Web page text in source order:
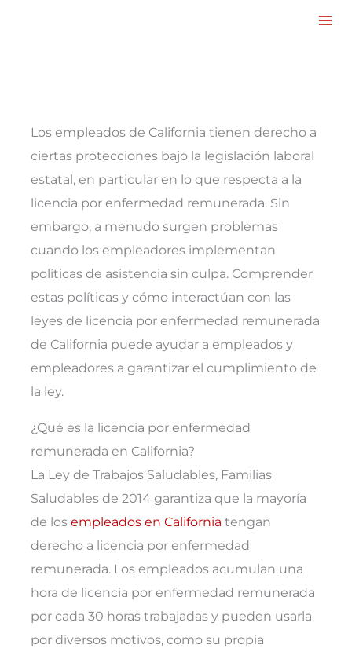
Los empleados de California tienen derecho a
ciertas protecciones bajo la legislación laboral
estatal, en particular en lo que respecta a la
licencia por enfermedad remunerada. Sin
embargo, a menudo surgen problemas
cuando los empleadores implementan
políticas de asistencia sin culpa. Comprender
estas políticas y cómo interactúan con las
leyes de licencia por enfermedad remunerada
de California puede ayudar a empleados y
empleadores a garantizar el cumplimiento de
la ley.
¿Qué es la licencia por enfermedad
remunerada en California?
La Ley de Trabajos Saludables, Familias
Saludables de 2014 garantiza que la mayoría
de los empleados en California tengan
derecho a licencia por enfermedad
remunerada. Los empleados acumulan una
hora de licencia por enfermedad remunerada
por cada 30 horas trabajadas y pueden usarla
por diversos motivos, como su propia